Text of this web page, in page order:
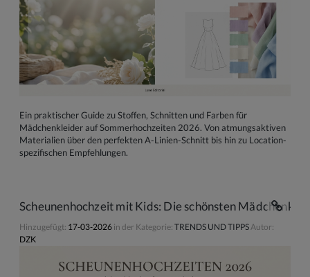
Ein praktischer Guide zu Stoffen, Schnitten und Farben für
Mädchenkleider auf Sommerhochzeiten 2026. Von atmungsaktiven
Materialien über den perfekten A-Linien-Schnitt bis hin zu Location-
spezifischen Empfehlungen.
Scheunenhochzeit mit Kids: Die schönsten
Hinzugefügt: 17-03-2026 in der Kategorie: TRENDS UND TIPPS Autor:
DZK